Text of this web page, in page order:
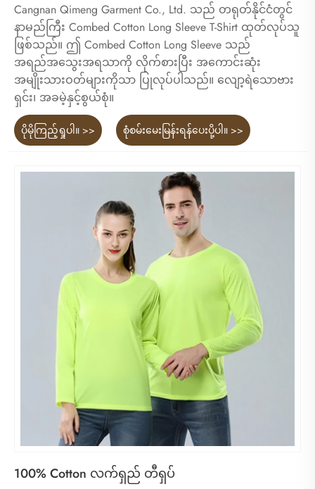
Cangnan Qimeng Garment Co., Ltd. သည် တရုတ်နိုင်ငံတွင်
နာမည်ကြီး Combed Cotton Long Sleeve T-Shirt ထုတ်လုပ်သူ
ဖြစ်သည်။ ဤ Combed Cotton Long Sleeve သည်
အရည်အသွေးအရသာကို လိုက်စားပြီး အကောင်းဆုံး
အမျိုးသားဝတ်များကိုသာ ပြုလုပ်ပါသည်။ လျော့ရဲသောဗား
ရှင်း၊ အခမဲ့နှင့်စွယ်စုံ။
ပိုမိုကြည့်ရှုပါ။ >> စုံစမ်းမေးမြန်းရန်ပေးပို့ပါ။ >>
100% Cotton လက်ရှည် တီရှပ်